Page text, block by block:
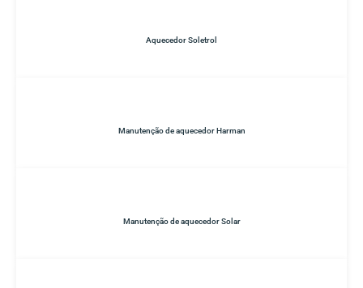
Aquecedor Soletrol
Manutenção de aquecedor Harman
Manutenção de aquecedor Solar